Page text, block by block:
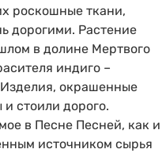
роскошные ткани,
дорогими. Растение
в долине Мертвого
индиго –
окрашенные
стоили дорого.
в Песне Песней, как и
источником сырья